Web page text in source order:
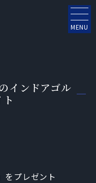
MENU
インドアゴル
をプレゼント